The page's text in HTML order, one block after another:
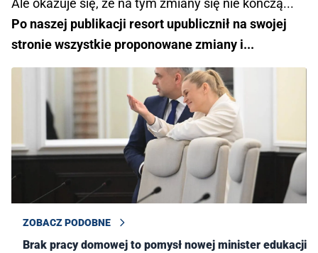
Ale okazuje się, że na tym zmiany się nie kończą...
Po naszej publikacji resort upublicznił na swojej
stronie wszystkie proponowane zmiany i...
ZOBACZ PODOBNE
Brak pracy domowej to pomysł nowej minister edukacji.